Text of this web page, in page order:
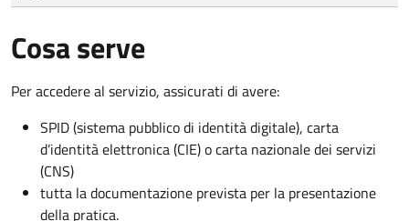
Cosa serve
Per accedere al servizio, assicurati di avere:
SPID (sistema pubblico di identità digitale), carta
d’identità elettronica (CIE) o carta nazionale dei servizi
(CNS)
tutta la documentazione prevista per la presentazione
della pratica.